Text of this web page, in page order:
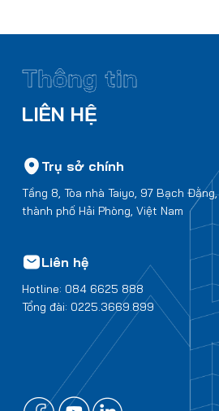
Thông tin
LIÊN HỆ
Trụ sở chính
Tầng 8, Tòa nhà Taiyo, 97 Bạch
thành phố Hải Phòng, Việt Nam
Liên hệ
Hotline: 084 6625 888
Tổng đài: 0225.3669.899